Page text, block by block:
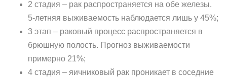
2 стадия – рак распространяется на обе железы.
5-летняя выживаемость наблюдается лишь у 45%;
3 этап – раковый процесс распространяется в
брюшную полость. Прогноз выживаемости
примерно 21%;
4 стадия – яичниковый рак проникает в соседние